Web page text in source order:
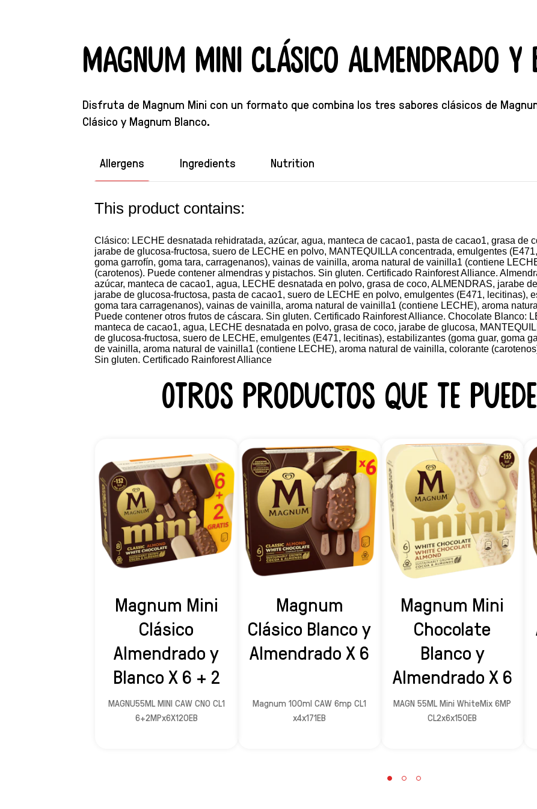
Magnum Mini Clásico Almendrado y
Disfruta de Magnum Mini con un formato que combina los tres sabores clásicos de
Clásico y Magnum Blanco.
Allergens Ingredients Nutrition
This product contains:
Clásico: LECHE desnatada rehidratada, azúcar, agua, manteca de cacao1, pasta de cacao1, grasa de
jarabe de glucosa-fructosa, suero de LECHE en polvo, MANTEQUILLA concentrada, emulgentes
goma garrofín, goma tara, carragenanos), vainas de vainilla, aroma natural de vainilla1 (contiene
(carotenos). Puede contener almendras y pistachos. Sin gluten. Certificado Rainforest Alliance.
azúcar, manteca de cacao1, agua, LECHE desnatada en polvo, grasa de coco, ALMENDRAS, jarabe
jarabe de glucosa-fructosa, pasta de cacao1, suero de LECHE en polvo, emulgentes (E471, lecitinas),
goma tara carragenanos), vainas de vainilla, aroma natural de vainilla1 (contiene LECHE), aroma
Puede contener otros frutos de cáscara. Sin gluten. Certificado Rainforest Alliance. Chocolate Blanco:
manteca de cacao1, agua, LECHE desnatada en polvo, grasa de coco, jarabe de glucosa,
de glucosa-fructosa, suero de LECHE, emulgentes (E471, lecitinas), estabilizantes (goma guar, goma
de vainilla, aroma natural de vainilla1 (contiene LECHE), aroma natural de vainilla, colorante
Sin gluten. Certificado Rainforest Alliance
Otros productos que te
Magnum Mini
Clásico
Almendrado y
Blanco X 6 + 2
MAGNU55ML MINI CAW CNO CL1
6+2MPx6X120EB
Magnum
Clásico Blanco y
Almendrado X 6
Magnum 100ml CAW 6mp CL1
x4x171EB
Magnum Mini
Chocolate
Blanco y
Almendrado X 6
MAGN 55ML Mini WhiteMix 6MP
CL2x6x150EB